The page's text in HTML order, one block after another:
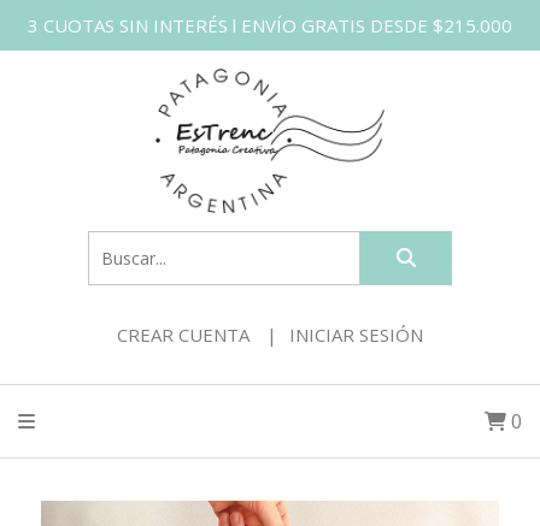
3 CUOTAS SIN INTERÉS l ENVÍO GRATIS DESDE $215.000
CREAR CUENTA INICIAR SESIÓN
0